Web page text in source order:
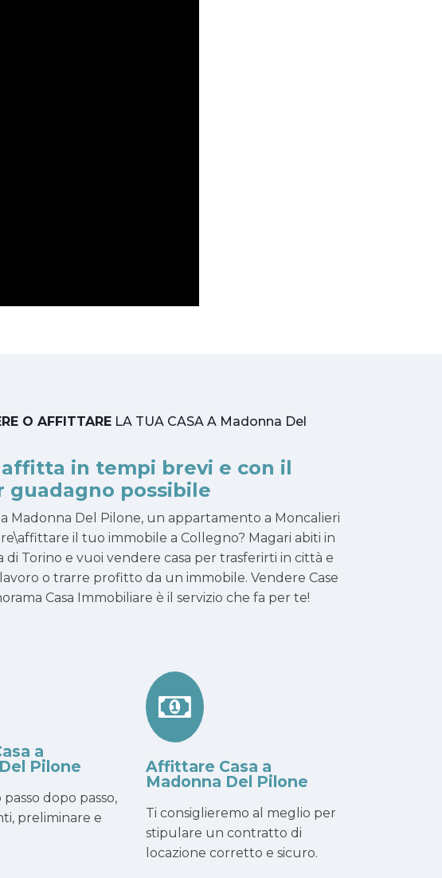
O AFFITTARE LA TUA CASA A Madonna Del
in tempi brevi e con il
guadagno possibile
a Madonna Del Pilone, un appartamento a Moncalieri
il tuo immobile a Collegno? Magari abiti in
di Torino e vuoi vendere casa per trasferirti in città e
o trarre profitto da un immobile. Vendere Case
Casa Immobiliare è il servizio che fa per te!
a
Pilone
dopo passo,
preliminare e
Affittare Casa a
Madonna Del Pilone
Ti consiglieremo al meglio per
stipulare un contratto di
locazione corretto e sicuro.